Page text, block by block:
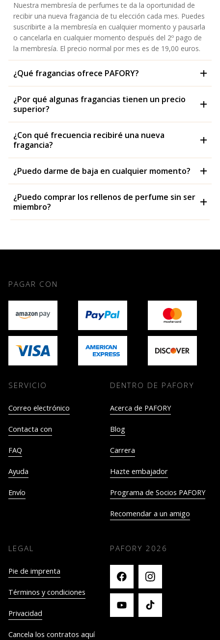
Nuestra membresía de perfumes te da la oportunidad de
recibir una nueva fragancia de tu elección cada mes. Puedes
suscribirte a la membresía en cualquier momento y pausarla
o cancelarla en cualquier momento después del 2º pago de
la membresía. El precio normal por mes es de 19,00 euros.
¿Qué fragancias ofrece PAFORY?
¿Por qué algunas fragancias tienen un precio
superior?
¿Con qué frecuencia recibiré una nueva
fragancia?
¿Puedo darme de baja en cualquier momento?
¿Puedo comprar los rellenos de perfume sin ser
miembro?
PAGAR CON
SERVICIO
Correo electrónico
Contacta con
FAQ
Ayuda
Envío
DENTRO DE PAFORY
Acerca de PAFORY
Blog
Carrera
Hazte embajador
Programa de Socios PAFORY
Recomendar a un amigo
LEGAL
Pie de imprenta
Términos y condiciones
Privacidad
Cancela los contratos aquí
PAFORY 2026